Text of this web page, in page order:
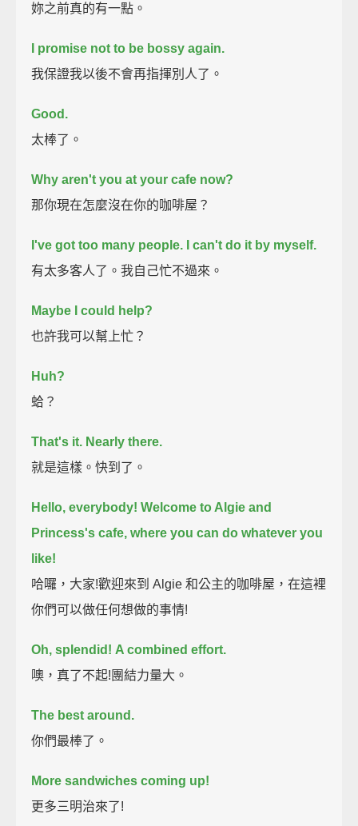
妳之前真的有一點。
I promise not to be bossy again.
我保證我以後不會再指揮別人了。
Good.
太棒了。
Why aren't you at your cafe now?
那你現在怎麼沒在你的咖啡屋？
I've got too many people.
I can't do it by myself.
有太多客人了。我自己忙不過來。
Maybe I could help?
也許我可以幫上忙？
Huh?
蛤？
That's it. Nearly there.
就是這樣。快到了。
Hello, everybody! Welcome to Algie and
Princess's cafe, where you can do whatever you
like!
哈囉，大家!歡迎來到 Algie 和公主的咖啡屋，在這裡
你們可以做任何想做的事情!
Oh, splendid! A combined effort.
噢，真了不起!團結力量大。
The best around.
你們最棒了。
More sandwiches coming up!
更多三明治來了!